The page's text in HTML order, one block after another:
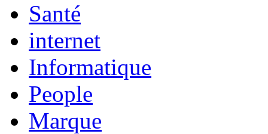
Santé
internet
Informatique
People
Marque